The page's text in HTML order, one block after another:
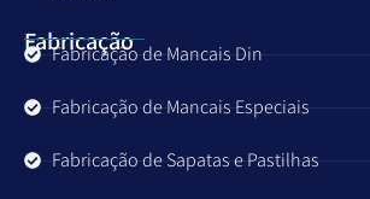
Fabricação
Fabricação de Mancais Din
Fabricação de Mancais Especiais
Fabricação de Sapatas e Pastilhas